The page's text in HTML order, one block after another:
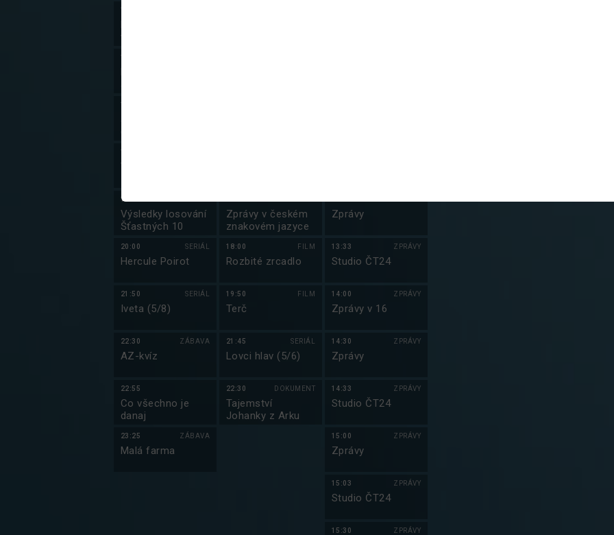
17:56
vteřiny
18:05
18:15
19:05
Všechnopárty
19:59
Výsledky losování
Šťastných 10
20:00 SERIÁL
Hercule Poirot
21:50 SERIÁL
Iveta (5/8)
22:30 ZÁBAVA
AZ-kvíz
22:55
Co všechno je
danaj
23:25 ZÁBAVA
Malá farma
Zprávy v českém
znakovém jazyce
18:00 FILM
Rozbité zrcadlo
19:50 FILM
Terč
21:45 SERIÁL
Lovci hlav (5/6)
22:30 DOKUMENT
Tajemství
Johanky z Arku
Zprávy
13:33 ZPRÁVY
Studio ČT24
14:00 ZPRÁVY
Zprávy v 16
14:30 ZPRÁVY
Zprávy
14:33 ZPRÁVY
Studio ČT24
15:00 ZPRÁVY
Zprávy
15:03 ZPRÁVY
Studio ČT24
15:30 ZPRÁVY